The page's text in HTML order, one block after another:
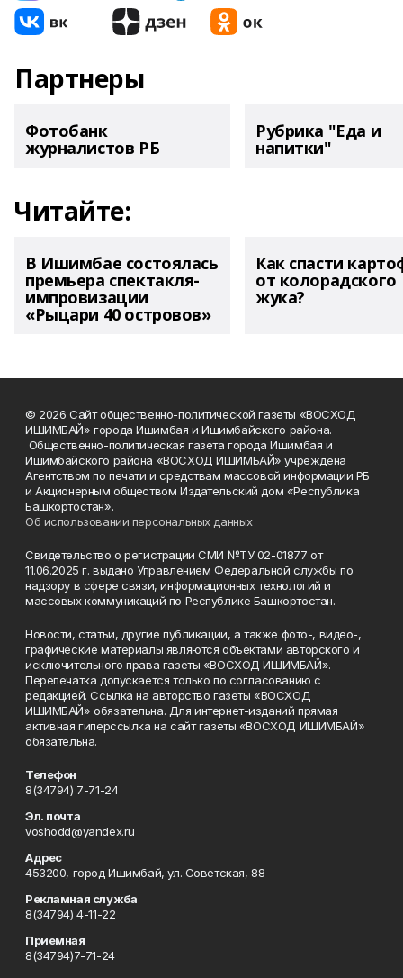
Партнеры
Фотобанк
журналистов РБ
Рубрика "Еда и
напитки"
Читайте:
В Ишимбае состоялась
премьера спектакля-
импровизации
«Рыцари 40 островов»
Как спасти
от колорадского
жука?
© 2026 Сайт общественно-политической газеты «ВОСХОД
ИШИМБАЙ» города Ишимбая и Ишимбайского района.
Общественно-политическая газета города Ишимбая и
Ишимбайского района «ВОСХОД ИШИМБАЙ» учреждена
Агентством по печати и средствам массовой информации РБ
и Акционерным обществом Издательский дом «Республика
Башкортостан».
Об использовании персональных данных
Свидетельство о регистрации СМИ №ТУ 02-01877 от
11.06.2025 г. выдано Управлением Федеральной службы по
надзору в сфере связи, информационных технологий и
массовых коммуникаций по Республике Башкортостан.
Новости, статьи, другие публикации, а также фото-, видео-,
графические материалы являются объектами авторского и
исключительного права газеты «ВОСХОД ИШИМБАЙ».
Перепечатка допускается только по согласованию с
редакцией. Ссылка на авторство газеты «ВОСХОД
ИШИМБАЙ» обязательна. Для интернет-изданий прямая
активная гиперссылка на сайт газеты «ВОСХОД ИШИМБАЙ»
обязательна.
Телефон
8(34794) 7-71-24
Эл. почта
voshodd@yandex.ru
Адрес
453200, город Ишимбай, ул. Советская, 88
Рекламная служба
8(34794) 4-11-22
Приемная
8(34794)7-71-24